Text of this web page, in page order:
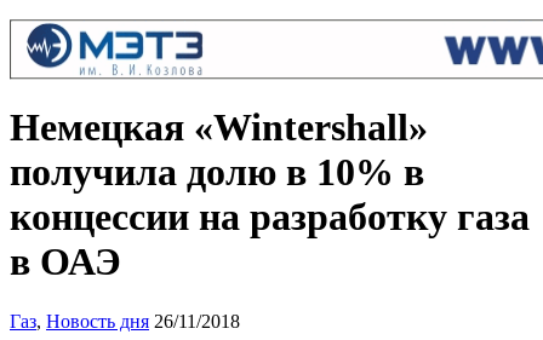
Немецкая «Wintershall»
получила долю в 10% в
концессии на разработку газа
в ОАЭ
Газ, Новость дня 26/11/2018